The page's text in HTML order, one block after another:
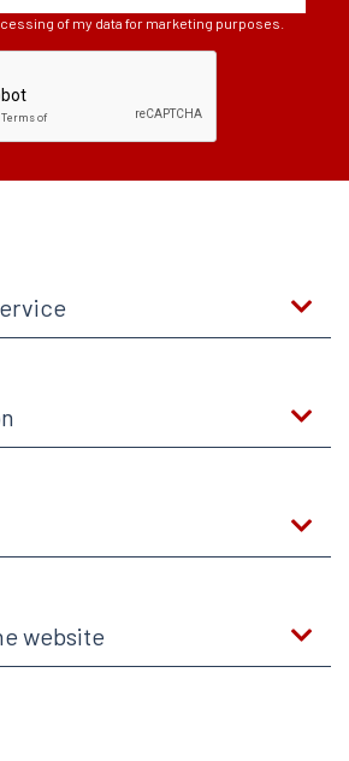
of my data for marketing purposes.
website